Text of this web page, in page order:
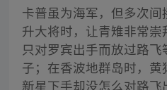
卡普虽为海军，但多次
升大将时，让青雉非常
只对罗宾出手而放过路
子；在香波地群岛时，
新星下手却没怎么对路